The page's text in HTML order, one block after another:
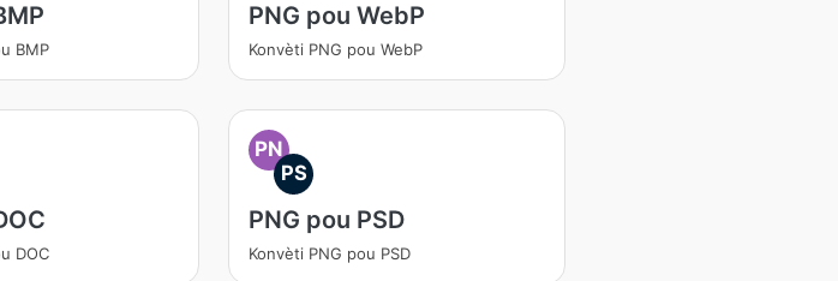
BMP
PNG pou WebP
Konvèti PNG pou WebP
DOC
PN
PS
PNG pou PSD
Konvèti PNG pou PSD